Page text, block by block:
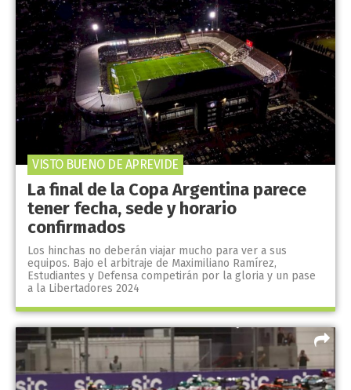
La final de la Copa Argentina parece
tener fecha, sede y horario
confirmados
Los hinchas no deberán viajar mucho para ver a sus
equipos. Bajo el arbitraje de Maximiliano Ramírez,
Estudiantes y Defensa competirán por la gloria y un pase
a la Libertadores 2024
VISTO BUENO DE APREVIDE